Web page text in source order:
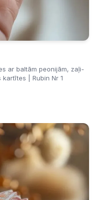
ar baltām peonijām, zaļi-
| Rubin Nr 1